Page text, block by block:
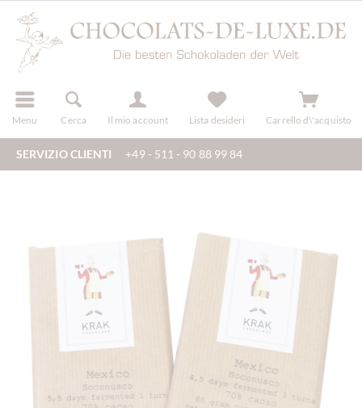
Menu Cerca Il mio account
registra Lista desideri Carrello d\'acquisto
SERVIZIO CLIENTI +49 - 511 - 90 88 99 84